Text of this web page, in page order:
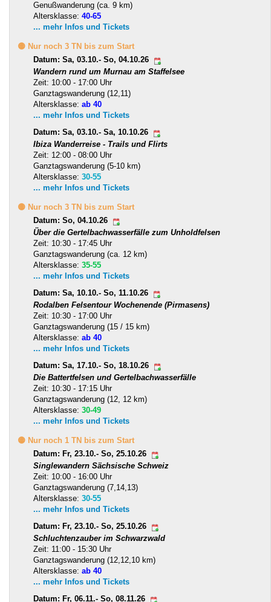
Genußwanderung (ca. 9 km)
Altersklasse: 40-65
... mehr Infos und Tickets
🟡 Nur noch 3 TN bis zum Start
Datum: Sa, 03.10.- So, 04.10.26
Wandern rund um Murnau am Staffelsee
Zeit: 10:00 - 17:00 Uhr
Ganztagswanderung (12,11)
Altersklasse: ab 40
... mehr Infos und Tickets
Datum: Sa, 03.10.- Sa, 10.10.26
Ibiza Wanderreise - Trails und Flirts
Zeit: 12:00 - 08:00 Uhr
Ganztagswanderung (5-10 km)
Altersklasse: 30-55
... mehr Infos und Tickets
🟡 Nur noch 3 TN bis zum Start
Datum: So, 04.10.26
Über die Gertelbachwasserfälle zum Unholdfelsen
Zeit: 10:30 - 17:45 Uhr
Ganztagswanderung (ca. 12 km)
Altersklasse: 35-55
... mehr Infos und Tickets
Datum: Sa, 10.10.- So, 11.10.26
Rodalben Felsentour Wochenende (Pirmasens)
Zeit: 10:30 - 17:00 Uhr
Ganztagswanderung (15 / 15 km)
Altersklasse: ab 40
... mehr Infos und Tickets
Datum: Sa, 17.10.- So, 18.10.26
Die Battertfelsen und Gertelbachwasserfälle
Zeit: 10:30 - 17:15 Uhr
Ganztagswanderung (12, 12 km)
Altersklasse: 30-49
... mehr Infos und Tickets
🟡 Nur noch 1 TN bis zum Start
Datum: Fr, 23.10.- So, 25.10.26
Singlewandern Sächsische Schweiz
Zeit: 10:00 - 16:00 Uhr
Ganztagswanderung (7,14,13)
Altersklasse: 30-55
... mehr Infos und Tickets
Datum: Fr, 23.10.- So, 25.10.26
Schluchtenzauber im Schwarzwald
Zeit: 11:00 - 15:30 Uhr
Ganztagswanderung (12,12,10 km)
Altersklasse: ab 40
... mehr Infos und Tickets
Datum: Fr, 06.11.- So, 08.11.26